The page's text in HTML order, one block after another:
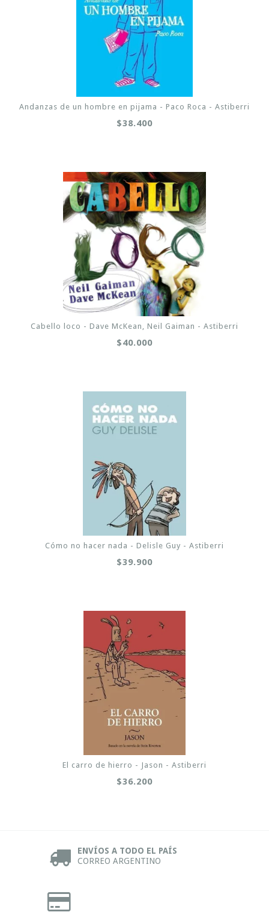
Andanzas de un hombre en pijama - Paco Roca - Astiberri
$38.400
Cabello loco - Dave McKean, Neil Gaiman - Astiberri
$40.000
Cómo no hacer nada - Delisle Guy - Astiberri
$39.900
El carro de hierro - Jason - Astiberri
$36.200
ENVÍOS A TODO EL PAÍS
CORREO ARGENTINO